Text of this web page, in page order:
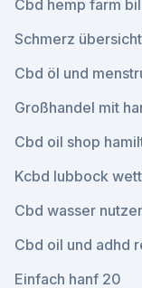
Cbd hemp farm
Schmerz
Cbd öl und
Großhandel mit
Cbd oil shop
Kcbd lubbock
Cbd wasser
Cbd oil und adhd
Einfach hanf 20